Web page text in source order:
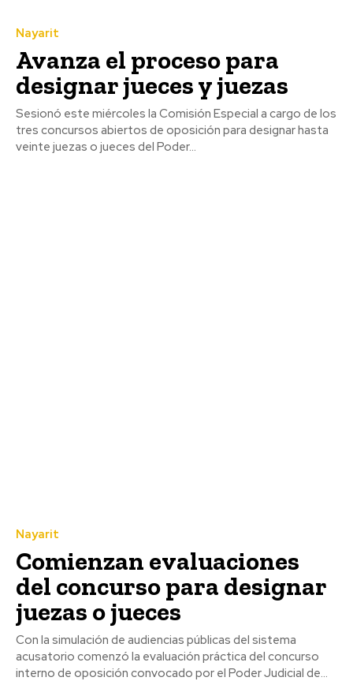
Nayarit
Avanza el proceso para
designar jueces y juezas
Sesionó este miércoles la Comisión Especial a cargo de los
tres concursos abiertos de oposición para designar hasta
veinte juezas o jueces del Poder...
Nayarit
Comienzan evaluaciones
del concurso para designar
juezas o jueces
Con la simulación de audiencias públicas del sistema
acusatorio comenzó la evaluación práctica del concurso
interno de oposición convocado por el Poder Judicial de...